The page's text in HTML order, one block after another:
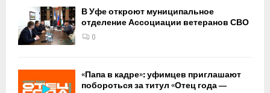
В Уфе откроют муниципальное
отделение Ассоциации ветеранов СВО
0
«Папа в кадре»: уфимцев приглашают
побороться за титул «Отец года —